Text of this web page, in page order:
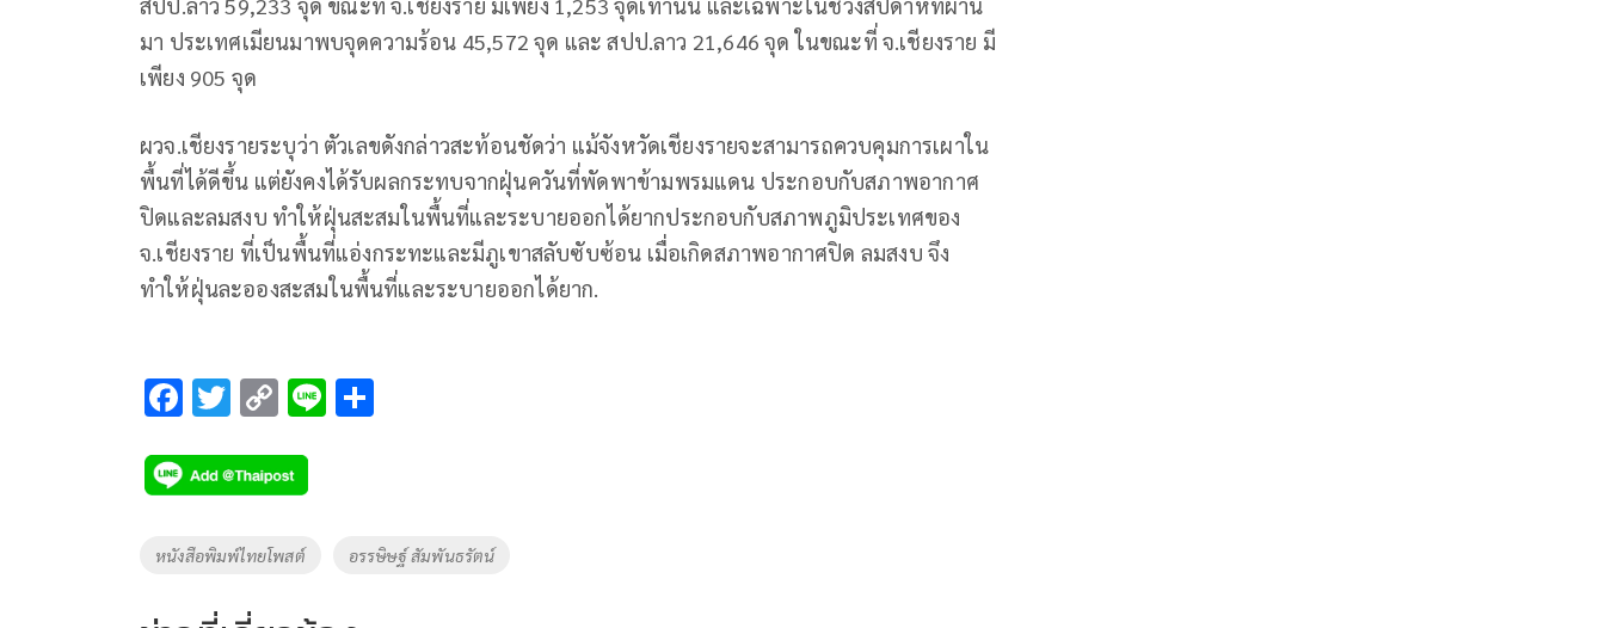
มา ประเทศเมียนมาพบจุดความร้อน 45,572 จุด และ สปป.ลาว 21,646 จุด ในขณะที่ จ.เชียงราย มี
เพียง 905 จุด
ผวจ.เชียงรายระบุว่า ตัวเลขดังกล่าวสะท้อนชัดว่า แม้จังหวัดเชียงรายจะสามารถควบคุมการเผาใน
พื้นที่ได้ดีขึ้น แต่ยังคงได้รับผลกระทบจากฝุ่นควันที่พัดพาข้ามพรมแดน ประกอบกับสภาพอากาศ
ปิดและลมสงบ ทำให้ฝุ่นสะสมในพื้นที่และระบายออกได้ยากประกอบกับสภาพภูมิประเทศของ
จ.เชียงราย ที่เป็นพื้นที่แอ่งกระทะและมีภูเขาสลับซับซ้อน เมื่อเกิดสภาพอากาศปิด ลมสงบ จึง
ทำให้ฝุ่นละอองสะสมในพื้นที่และระบายออกได้ยาก.
F
e
b
o
T
tt
er
C
p
y
Li
Li
Tags
หนังสือพิมพ์ไทยโพสต์ อรรษิษฐ์ สัมพันธรัตน์